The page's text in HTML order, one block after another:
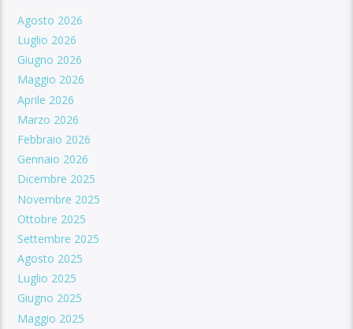
Agosto 2026
Luglio 2026
Giugno 2026
Maggio 2026
Aprile 2026
Marzo 2026
Febbraio 2026
Gennaio 2026
Dicembre 2025
Novembre 2025
Ottobre 2025
Settembre 2025
Agosto 2025
Luglio 2025
Giugno 2025
Maggio 2025